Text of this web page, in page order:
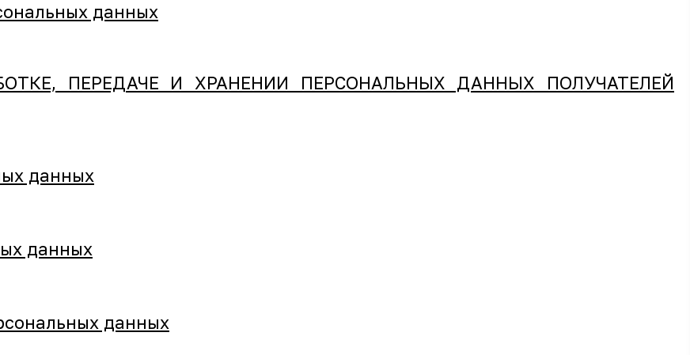
данных
ПЕРЕДАЧЕ И ХРАНЕНИИ ПЕРСОНАЛЬНЫХ ДАННЫХ ПОЛУЧАТЕЛЕЙ
данных
данных
данных